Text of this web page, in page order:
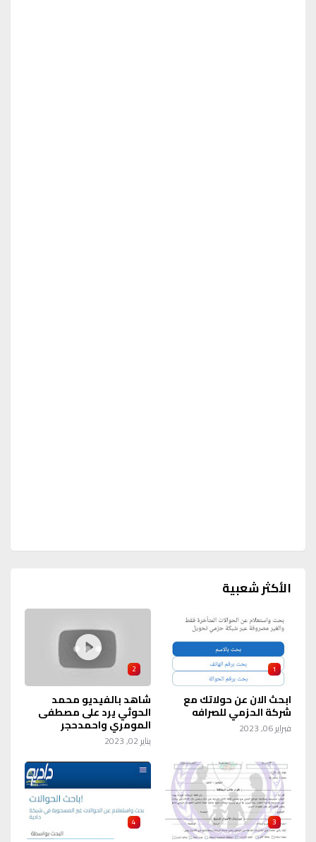
الأكثر شعبية
1
ابحث الان عن حولاتك مع
شركة الحزمي للصرافه
فبراير 06, 2023
2
شاهد بالفيديو محمد
الحوثي يرد على مصطفى
المومري واحمدحجر
يناير 02, 2023
3
4